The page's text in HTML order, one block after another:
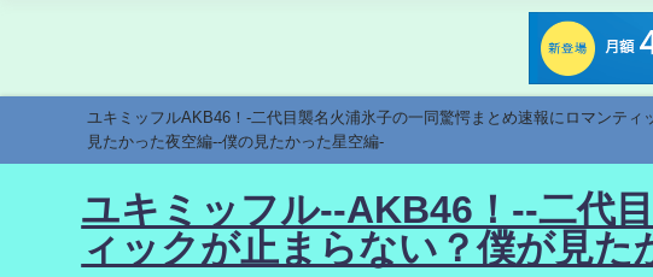
ユキミッフルAKB46！-二代目襲名火浦氷子の一同驚愕まとめ速報にロマンテ
見たかった夜空編--僕の見たかった星空編-
ユキミッフル--AKB46！--二代
ィックが止まらない？僕が見